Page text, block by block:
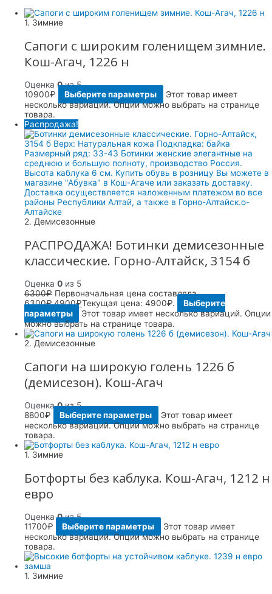
1. Зимние
Сапоги с широким голенищем зимние.
Кош-Агач, 1226 н
Оценка 0из 5
10900₽ Выберите параметры
Этот товар имеет
несколько вариаций. Опции можно выбрать на странице
товара.
Распродажа!
2. Демисезонные
РАСПРОДАЖА! Ботинки демисезонные
классические. Горно-Алтайск, 3154 б
Оценка 0 из 5
6300₽ Первоначальная цена составляла
6300₽.4900₽Текущая цена: 4900₽.
Выберите
параметры
Этот товар имеет несколько вариаций. Опции
можно выбрать на странице товара.
2. Демисезонные
Сапоги на широкую голень 1226 б
(демисезон). Кош-Агач
Оценка0из 5
8800₽ Выберите параметры
Этот товар имеет
несколько вариаций. Опции можно выбрать на странице
товара.
1. Зимние
Ботфорты без каблука. Кош-Агач, 1212 н
евро
Оценка0из 5
11700₽ Выберите параметры
Этот товар имеет
несколько вариаций. Опции можно выбрать на странице
товара.
1. Зимние